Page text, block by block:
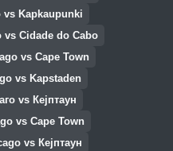
vs Kapkaupunki
vs Cidade do Cabo
vs Cape Town
vs Kapstaden
vs Кејптаун
vs Cape Town
vs Кејптаун